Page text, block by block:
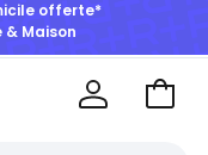
2 articles*
Aller